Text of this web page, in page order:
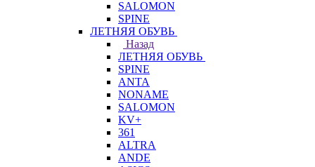
SALOMON
SPINE
ЛЕТНЯЯ ОБУВЬ
Назад
ЛЕТНЯЯ ОБУВЬ
SPINE
ANTA
NONAME
SALOMON
KV+
361
ALTRA
ANDE